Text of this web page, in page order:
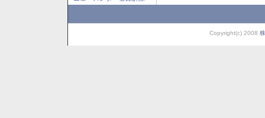
Copyright(c) 2008